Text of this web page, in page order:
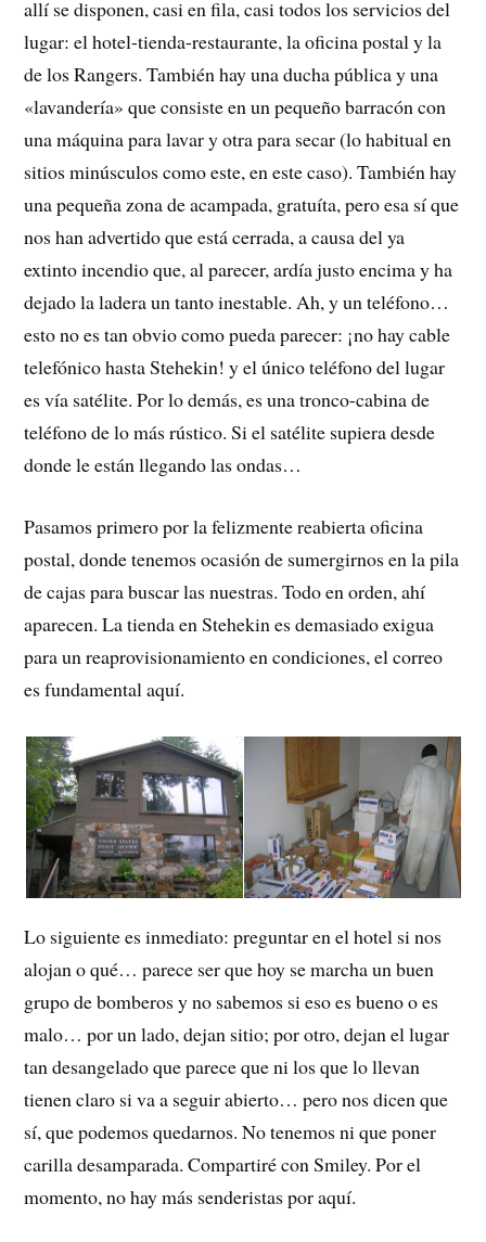
allí se disponen, casi en fila, casi todos los servicios del
lugar: el hotel-tienda-restaurante, la oficina postal y la
de los Rangers. También hay una ducha pública y una
«lavandería» que consiste en un pequeño barracón con
una máquina para lavar y otra para secar (lo habitual en
sitios minúsculos como este, en este caso). También hay
una pequeña zona de acampada, gratuíta, pero esa sí que
nos han advertido que está cerrada, a causa del ya
extinto incendio que, al parecer, ardía justo encima y ha
dejado la ladera un tanto inestable. Ah, y un teléfono…
esto no es tan obvio como pueda parecer: ¡no hay cable
telefónico hasta Stehekin! y el único teléfono del lugar
es vía satélite. Por lo demás, es una tronco-cabina de
teléfono de lo más rústico. Si el satélite supiera desde
donde le están llegando las ondas…
Pasamos primero por la felizmente reabierta oficina
postal, donde tenemos ocasión de sumergirnos en la pila
de cajas para buscar las nuestras. Todo en orden, ahí
aparecen. La tienda en Stehekin es demasiado exigua
para un reaprovisionamiento en condiciones, el correo
es fundamental aquí.
Lo siguiente es inmediato: preguntar en el hotel si nos
alojan o qué… parece ser que hoy se marcha un buen
grupo de bomberos y no sabemos si eso es bueno o es
malo… por un lado, dejan sitio; por otro, dejan el lugar
tan desangelado que parece que ni los que lo llevan
tienen claro si va a seguir abierto… pero nos dicen que
sí, que podemos quedarnos. No tenemos ni que poner
carilla desamparada. Compartiré con Smiley. Por el
momento, no hay más senderistas por aquí.